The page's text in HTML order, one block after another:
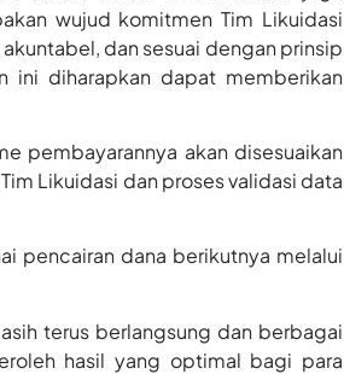
wujud komitmen Tim Likuidasi
dan sesuai dengan prinsip
ini diharapkan dapat memberikan
pembayarannya akan disesuaikan
Likuidasi dan proses validasi data
pencairan dana berikutnya melalui
terus berlangsung dan berbagai
hasil yang optimal bagi para